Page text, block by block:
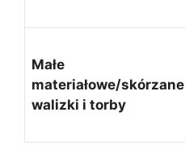
Małe
materiałowe/skórzane
walizki i torby